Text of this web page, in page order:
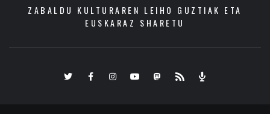
ZABALDU KULTURAREN LEIHO GUZTIAK ETA
EUSKARAZ SHARETU
TwitterFacebookInstagramYoutubeMastodon.eus
RSS Podcast